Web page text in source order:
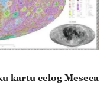
kartu celog Meseca